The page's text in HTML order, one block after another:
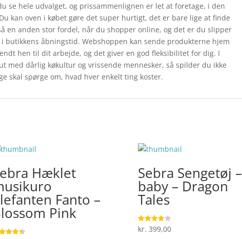
se hele udvalget, og prissammenlignen er let at foretage, i den
kan oven i købet gøre det super hurtigt, det er bare lige at finde
en anden stor fordel, når du shopper online, og det er du slipper
åbningstid. Webshoppen kan sende produkterne hjem
hen til dit arbejde, og det giver en god fleksibilitet for dig. I
med dårlig køkultur og vrissende mennesker, så spilder du ikke
skal spørge om, hvad hver enkelt ting koster.
Hæklet
Fanto –
Pink
Sebra Sengetøj –
baby – Dragon
Tales
Vurderet
3.8
kr. 399,00